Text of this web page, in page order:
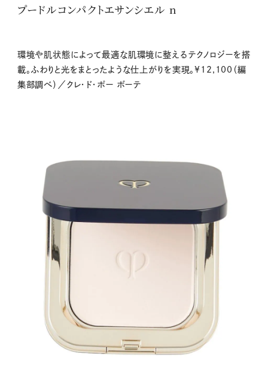
プードルコンパクトエサンシエル n
環境や肌状態によって最適な肌環境に整えるテクノロジーを搭
載。ふわりと光をまとったような仕上がりを実現。¥12,100（編
集部調べ）／クレ・ド・ポー ボーテ